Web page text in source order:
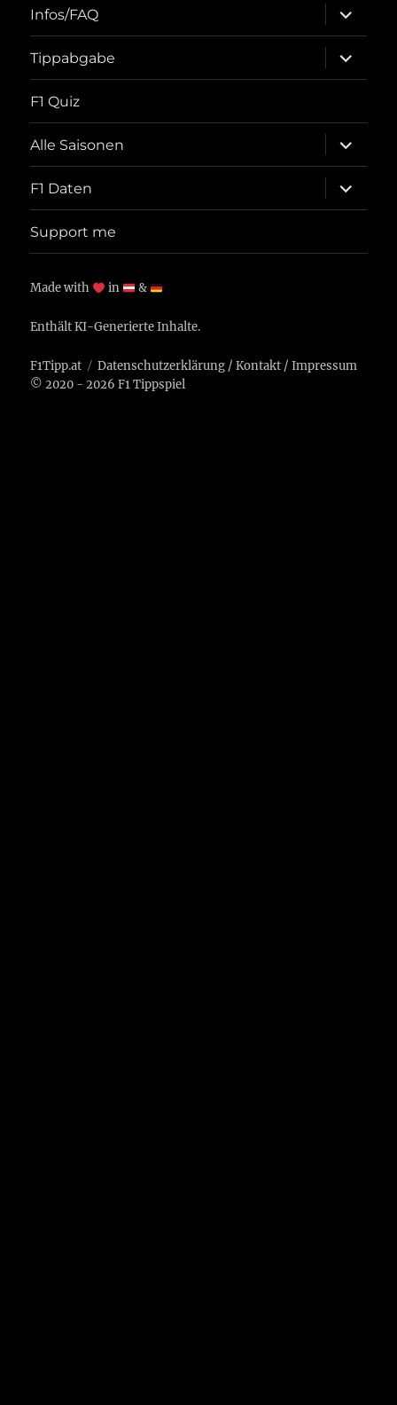
Infos/FAQ
öffnen
Tippabgabe
öffnen
F1 Quiz
Alle Saisonen
öffnen
F1 Daten
öffnen
Support me
Made with in &
Enthält KI-Generierte Inhalte.
F1Tipp.at Datenschutzerklärung /Kontakt /Impressum
© 2020 - 2026 F1 Tippspiel